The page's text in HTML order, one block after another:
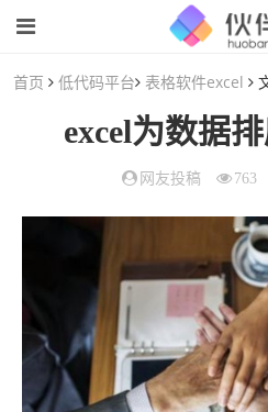
首页 低代码平台 表格软件excel
excel为数据
网友投稿 763